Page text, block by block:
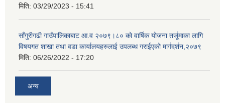
मिति: 03/29/2023 - 15:41
साँगुरीगढी गाउँपालिकाबाट आ.व २०७९।८० को वार्षिक योजना तर्जूमाका लागि
विषयगत शाखा तथा वडा कार्यालयहरुलाई उपलब्ध गराईएको मार्गदर्शन,२०७९
मिति: 06/26/2022 - 17:20
अन्य